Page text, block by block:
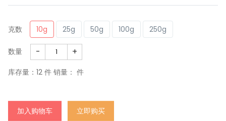
克数 10g 25g 50g 100g 250g
数量 - +
库存量： 12 件 销量： 件
加入购物车 立即购买